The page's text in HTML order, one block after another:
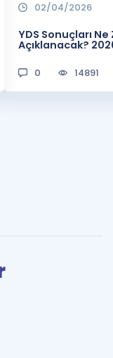
02/04/2026
YDS Sonuçları
Açıklanacak?
0 14891